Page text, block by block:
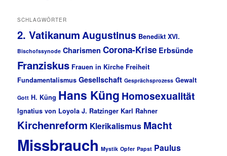
SCHLAGWÖRTER
2. VatikanumAugustinus Benedikt XVI.
Bischofssynode Charismen Corona-Krise Erbsünde
Franziskus Frauen in Kirche Freiheit
Fundamentalismus Gesellschaft Gesprächsprozess Gewalt
Gott H. Küng Hans Küng Homosexualität
Ignatius von Loyola J. Ratzinger Karl Rahner
Kirchenreform Klerikalismus Macht
Missbrauch Mystik Opfer Papst Paulus